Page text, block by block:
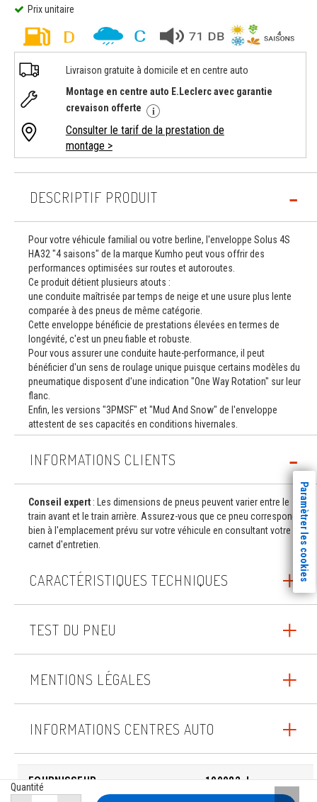
Prix unitaire
Quantité
Livraison gratuite à domicile et en centre auto
Montage en centre auto E.Leclerc avec garantie
crevaison offerte
Consulter le tarif de la prestation de
montage >
DESCRIPTIF PRODUIT
Pour votre véhicule familial ou votre berline, l'enveloppe Solus 4S
HA32 "4 saisons" de la marque Kumho peut vous offrir des
performances optimisées sur routes et autoroutes.
Ce produit détient plusieurs atouts :
une conduite maîtrisée par temps de neige et une usure plus lente
comparée à des pneus de même catégorie.
Cette enveloppe bénéficie de prestations élevées en termes de
longévité, c'est un pneu fiable et robuste.
Pour vous assurer une conduite haute-performance, il peut
bénéficier d'un sens de roulage unique puisque certains modèles du
pneumatique disposent d'une indication "One Way Rotation" sur leur
flanc.
Enfin, les versions "3PMSF" et "Mud And Snow" de l'enveloppe
attestent de ses capacités en conditions hivernales.
INFORMATIONS CLIENTS
Conseil expert : Les dimensions de pneus peuvent varier entre le
train avant et le train arrière. Assurez-vous que ce pneu correspond
bien à l'emplacement prévu sur votre véhicule en consultant votre
carnet d'entretien.
CARACTÉRISTIQUES TECHNIQUES
TEST DU PNEU
MENTIONS LÉGALES
INFORMATIONS CENTRES AUTO
FOURNISSEUR 100082_I
Paramètrer les cookies